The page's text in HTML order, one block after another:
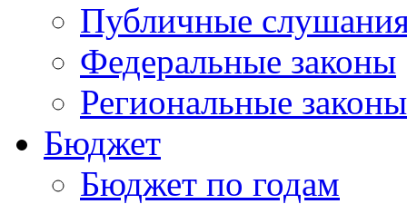
Публичные
Федеральные законы
Региональные законы
Бюджет
Бюджет по годам